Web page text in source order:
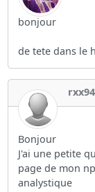
bonjour
de tete dans le
Bonjour
J'ai une petite
page de mon
analystique